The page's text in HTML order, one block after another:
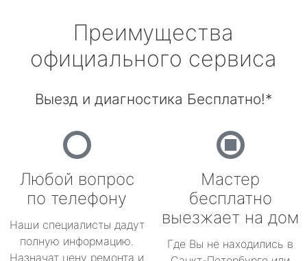
Преимущества
официального сервиса
Выезд и диагностика Бесплатно!*
Любой вопрос
по телефону
Наши специалисты дадут
полную информацию.
Назначат цену ремонта и
Мастер
бесплатно
выезжает на дом
Где Вы не находились в